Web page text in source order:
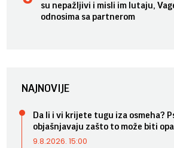
su nepažljivi i misli im lutaju,
odnosima sa partnerom
NAJNOVIJE
Da li i vi krijete tugu iza osmeha?
objašnjavaju zašto to može biti
9.8.2026. 15:00